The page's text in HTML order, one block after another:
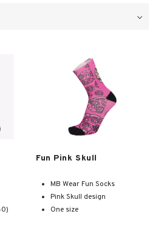
Fun Pink Skull
MB Wear Fun Socks
Pink Skull design
One size